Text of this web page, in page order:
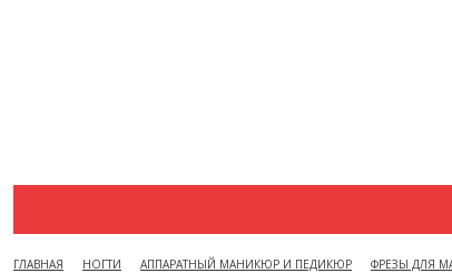
ГЛАВНАЯ НОГТИ АППАРАТНЫЙ МАНИКЮР И ПЕДИКЮР ФРЕЗЫ ДЛЯ